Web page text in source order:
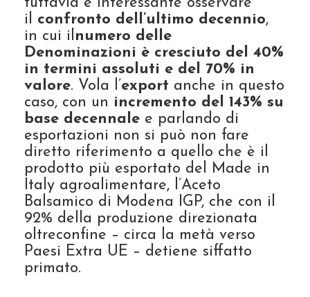
tuttavia è interessante osservare
il confronto dell’ultimo decennio,
in cui ilnumero delle
Denominazioni è cresciuto del 40%
in termini assoluti e del 70% in
valore. Vola l’export anche in questo
caso, con un incremento del 143% su
base decennale e parlando di
esportazioni non si può non fare
diretto riferimento a quello che è il
prodotto più esportato del Made in
Italy agroalimentare, l’Aceto
Balsamico di Modena IGP, che con il
92% della produzione direzionata
oltreconfine – circa la metà verso
Paesi Extra UE – detiene siffatto
primato.